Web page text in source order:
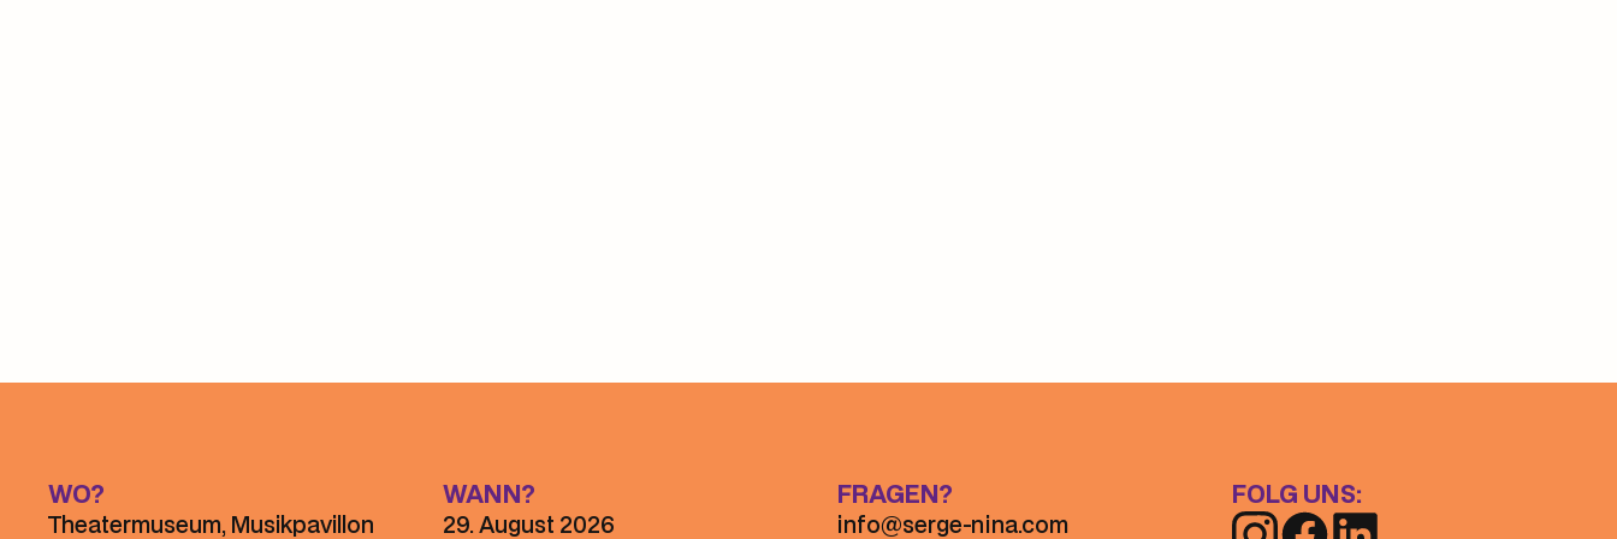
WO?
Theatermuseum, Musikpavillon
WANN?
29. August 2026
FRAGEN?
info@serge-nina.com
FOLG UNS: